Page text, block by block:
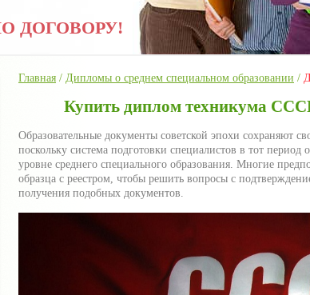
ДОГОВОРУ!
Главная / Дипломы о среднем специальном образовании /
Купить диплом техникума
Образовательные документы советской эпохи сохраняют
поскольку система подготовки специалистов в тот
уровне среднего специального образования. Многие
образца с реестром, чтобы решить вопросы с
получения подобных документов.